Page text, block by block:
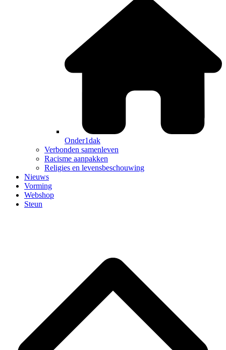
Onder1dak
Verbonden samenleven
Racisme aanpakken
Religies en levensbeschouwing
Nieuws
Vorming
Webshop
Steun